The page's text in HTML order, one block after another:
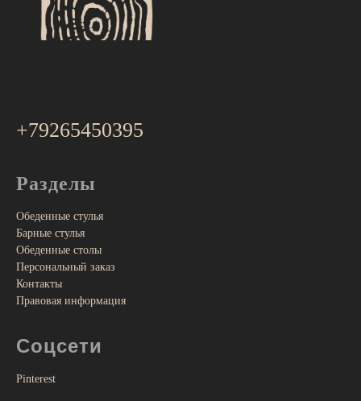
+79265450395
Разделы
Обеденные стулья
Барные стулья
Обеденные столы
Персональный заказ
Контакты
Правовая информация
Соцсети
Pinterest